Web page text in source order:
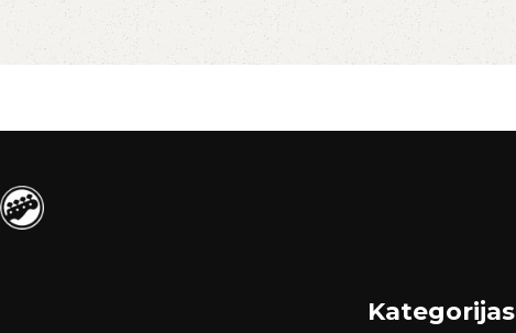
Kategorijas